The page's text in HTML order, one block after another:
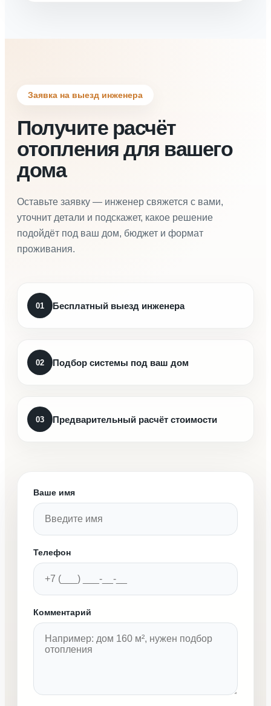
Заявка на выезд инженера
Получите расчёт
отопления для вашего
дома
Оставьте заявку — инженер свяжется с вами,
уточнит детали и подскажет, какое решение
подойдёт под ваш дом, бюджет и формат
проживания.
01 Бесплатный выезд инженера
02 Подбор системы под ваш дом
03 Предварительный расчёт стоимости
Ваше имя
Телефон
Комментарий